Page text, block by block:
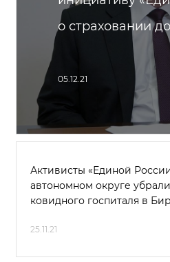
о страховании
05.12.21
Активисты «Единой
автономном округе
ковидного госпиталя в
25.11.21